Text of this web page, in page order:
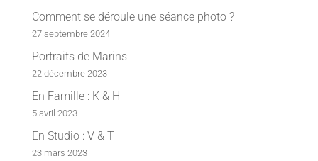
Comment se déroule une séance photo ?
27 septembre 2024
Portraits de Marins
22 décembre 2023
En Famille : K & H
5 avril 2023
En Studio : V & T
23 mars 2023